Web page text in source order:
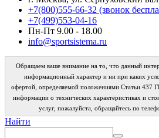
+7(800)555-66-32 (звонок
+7(499)553-04-16
Пн-Пт 9.00 - 18.00
info@sportsistema.ru
Обращаем ваше внимание на то, что данный
информационный характер и ни при каких
офертой, определяемой положениями Статьи 437
информации о технических характеристиках и
услуг, пожалуйста, обращайтесь по
Найти